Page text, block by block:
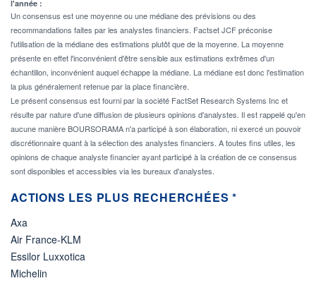
l'année :
Un consensus est une moyenne ou une médiane des prévisions ou des
recommandations faites par les analystes financiers. Factset JCF préconise
l'utilisation de la médiane des estimations plutôt que de la moyenne. La moyenne
présente en effet l'inconvénient d'être sensible aux estimations extrêmes d'un
échantillon, inconvénient auquel échappe la médiane. La médiane est donc l'estimation
la plus généralement retenue par la place financière.
Le présent consensus est fourni par la société FactSet Research Systems Inc et
résulte par nature d'une diffusion de plusieurs opinions d'analystes. Il est rappelé qu'en
aucune manière BOURSORAMA n'a participé à son élaboration, ni exercé un pouvoir
discrétionnaire quant à la sélection des analystes financiers. A toutes fins utiles, les
opinions de chaque analyste financier ayant participé à la création de ce consensus
sont disponibles et accessibles via les bureaux d'analystes.
ACTIONS LES PLUS RECHERCHÉES *
Axa
Air France-KLM
Essilor Luxxotica
Michelin